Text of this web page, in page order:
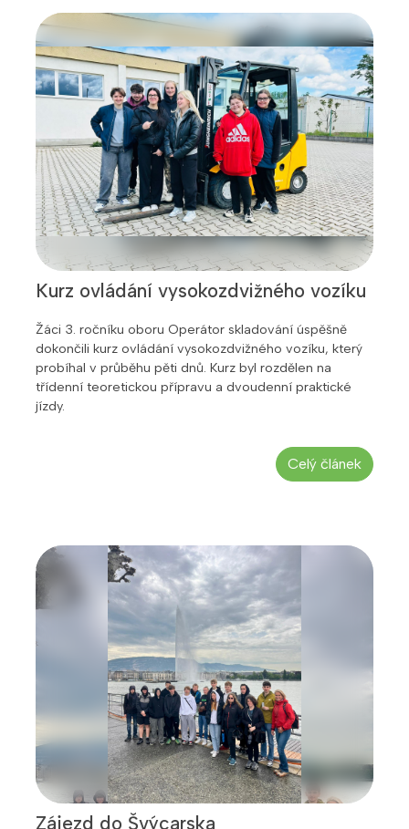
Kurz ovládání vysokozdvižného vozíku
Žáci 3. ročníku oboru Operátor skladování úspěšně
dokončili kurz ovládání vysokozdvižného vozíku, který
probíhal v průběhu pěti dnů. Kurz byl rozdělen na
třídenní teoretickou přípravu a dvoudenní praktické
jízdy.
Celý článek
Zájezd do Švýcarska